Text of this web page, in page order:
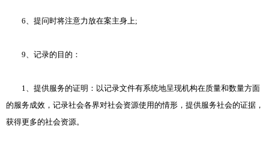
6、提问时将注意力放在案主身上;
9、记录的目的：
1、提供服务的证明：以记录文件有系统地呈现机构在质量和数量方面
的服务成效，记录社会各界对社会资源使用的情形，提供服务社会的证据，
获得更多的社会资源。